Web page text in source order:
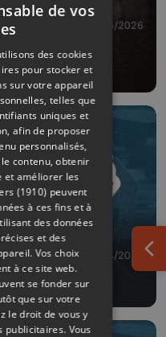
11/05/2026
- 2021 un
demain?
03/04/2026
de vos
des cookies
pour stocker et
sur votre appareil
telles que
uniques et
afin de proposer
personnalisés,
contenu, obtenir
et améliorer les
(1910) peuvent
à ces fins et à
des données
et des
Vos choix
à ce site web.
se fonder sur
que sur votre
le droit de vous y
publicitaires. Vous